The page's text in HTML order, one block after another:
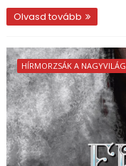
Olvasd tovább
HÍRMORZSÁK A